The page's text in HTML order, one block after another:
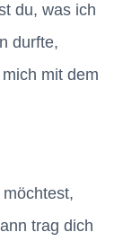
du, was ich
durfte,
mit dem
trag dich